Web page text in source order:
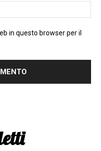
in questo browser per il